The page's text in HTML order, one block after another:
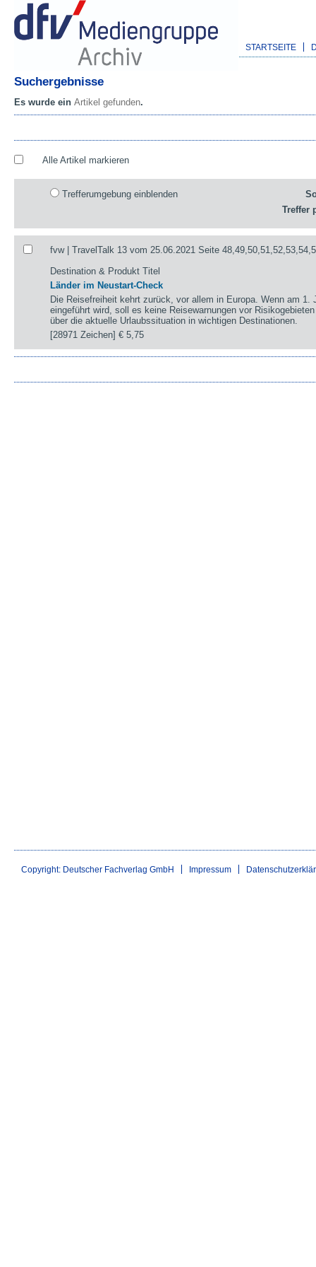
STARTSEITE
Suchergebnisse
Es wurde ein Artikel gefunden.
Alle Artikel markieren
Trefferumgebung einblenden
Treffer
fvw | TravelTalk 13 vom 25.06.2021 Seite
Destination & Produkt Titel
Länder im Neustart-Check
Die Reisefreiheit kehrt zurück, vor allem in Europa. Wenn am 1.
eingeführt wird, soll es keine Reisewarnungen vor
über die aktuelle Urlaubssituation in wichtigen Destinationen.
[28971 Zeichen]€ 5,75
Copyright: Deutscher Fachverlag GmbH Impressum